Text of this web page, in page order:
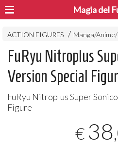
Magia del
ACTION FIGURES Manga/
FuRyu Nitroplus
Version Special
FuRyu Nitroplus Super
Figure
€ 38